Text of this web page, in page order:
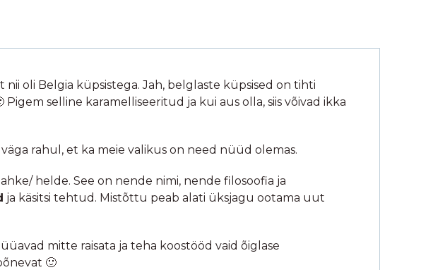
oli Belgia küpsistega. Jah, belglaste küpsised on tihti
selline karamelliseeritud ja kui aus olla, siis võivad ikka
rahul, et ka meie valikus on need nüüd olemas.
helde. See on nende nimi, nende filosoofia ja
ja käsitsi tehtud. Mistõttu peab alati üksjagu ootama uut
mitte raisata ja teha koostööd vaid õiglase
🙂